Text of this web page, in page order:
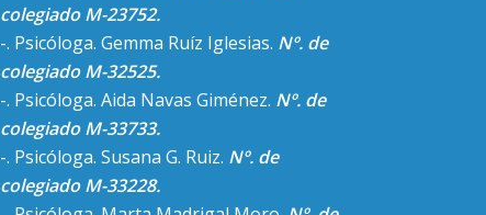
colegiado M-23752.
-. Psicóloga. Gemma Ruíz Iglesias. Nº. de
colegiado M-32525.
-. Psicóloga. Aida Navas Giménez. Nº. de
colegiado M-33733.
-. Psicóloga. Susana G. Ruiz. Nº. de
colegiado M-33228.